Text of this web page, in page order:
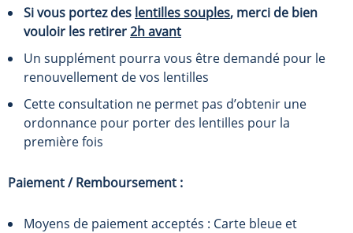
Si vous portez des lentilles souples, merci de bien
vouloir les retirer2h avant
Un supplément pourra vous être demandé pour le
renouvellement de vos lentilles
Cette consultation ne permet pas d’obtenir une
ordonnance pour porter des lentilles pour la
première fois
Paiement / Remboursement :
Moyens de paiement acceptés : Carte bleue et